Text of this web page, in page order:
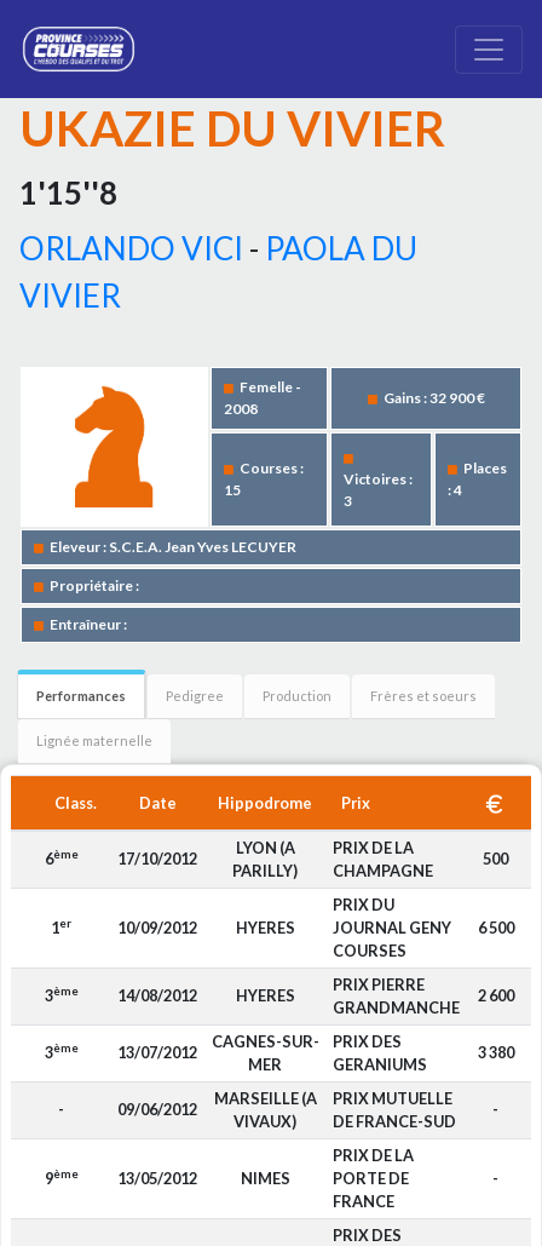
UKAZIE DU VIVIER
1'15''8
ORLANDO VICI - PAOLA DU
VIVIER
Femelle -
2008
Gains : 32 900 €
Courses :
15
Victoires :
3
Places
: 4
Eleveur : S.C.E.A. Jean Yves LECUYER
Propriétaire :
Entraîneur :
Performances Pedigree Production Frères et soeurs
Lignée maternelle
Class. Date Hippodrome Prix
6ème 17/10/2012
LYON (A
PARILLY)
PRIX DE LA
CHAMPAGNE
500
1er 10/09/2012 HYERES
PRIX DU
JOURNAL GENY
COURSES
6 500
3ème 14/08/2012 HYERES
PRIX PIERRE
GRANDMANCHE
2 600
3ème 13/07/2012
CAGNES-SUR-
MER
PRIX DES
GERANIUMS
3 380
- 09/06/2012
MARSEILLE (A
VIVAUX)
PRIX MUTUELLE
DE FRANCE-SUD
-
9ème 13/05/2012 NIMES
PRIX DE LA
PORTE DE
FRANCE
-
PRIX DES